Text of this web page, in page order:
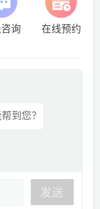
询 在线预约
到您？